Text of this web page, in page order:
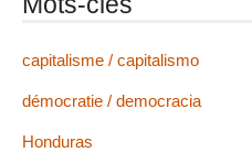
capitalisme / capitalismo
démocratie / democracia
Honduras